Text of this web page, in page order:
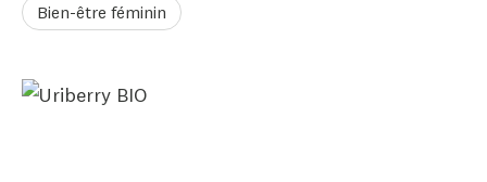
Bien-être féminin